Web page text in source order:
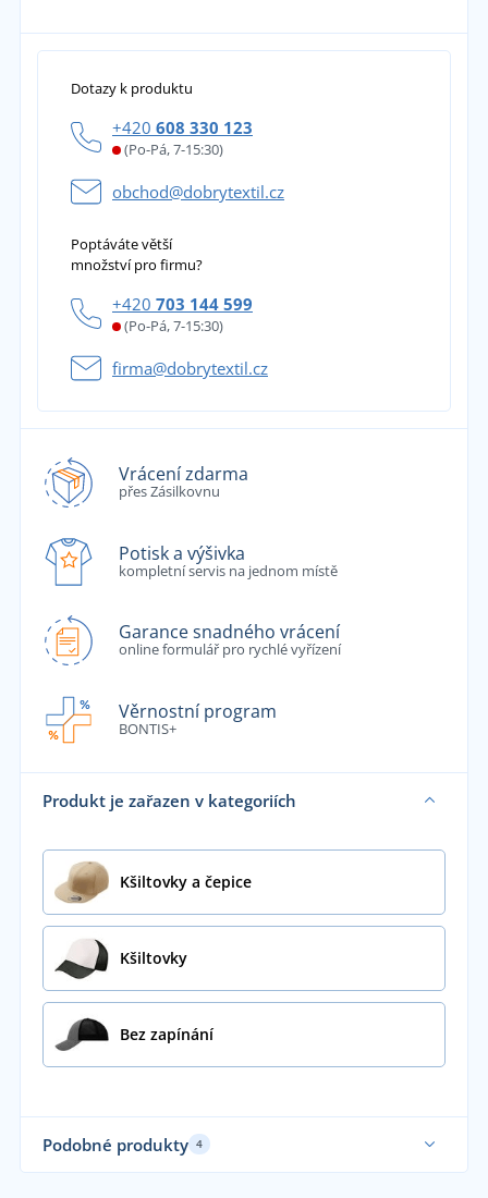
Dotazy k produktu
+420 608 330 123
(Po-Pá, 7-15:30)
obchod@dobrytextil.cz
Poptáváte větší
množství pro firmu?
+420 703 144 599
(Po-Pá, 7-15:30)
firma@dobrytextil.cz
Vrácení zdarma
přes Zásilkovnu
Potisk a výšivka
kompletní servis na jednom místě
Garance snadného vrácení
online formulář pro rychlé vyřízení
Věrnostní program
BONTIS+
Produkt je zařazen v kategoriích
Kšiltovky a čepice
Kšiltovky
Bez zapínání
Podobné produkty 4